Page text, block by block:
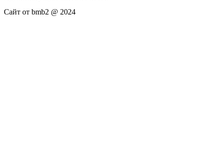
Сайт от bmb2 @ 2024